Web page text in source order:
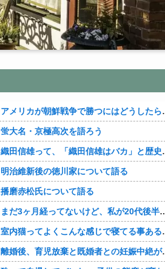
アメリカが朝鮮戦争で勝つにはどうしたらいいのか？
蛍大名・京極高次を語ろう
織田信雄って、「織田信雄はバカ」と歴史に書かれているが今まで家が残っているんでバカではないよな？
明治維新後の徳川家について語る
播磨赤松氏について語る
まだ3ヶ月経ってないけど、私が20代後半、彼がぎりで40代前半でＷ不倫中。計画している彼との二泊三日の旅行、早く行けるといいな♪
室内猫ってよくこんな感じで寝てる事あるよね。【再】
離婚後、育児放棄と既婚者との妊娠中絶が元旦那にバレて、養育費の支払いが止まった… 私が正社員で働くまで止めると言われてるけど、女として生きたいの。